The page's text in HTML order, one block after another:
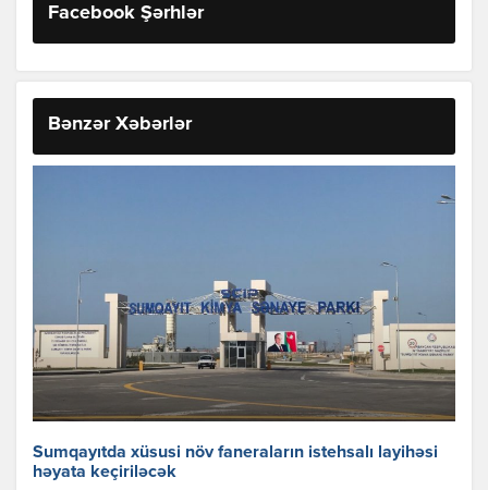
Facebook Şərhlər
Bənzər Xəbərlər
Sumqayıtda xüsusi növ faneraların istehsalı layihəsi
həyata keçiriləcək